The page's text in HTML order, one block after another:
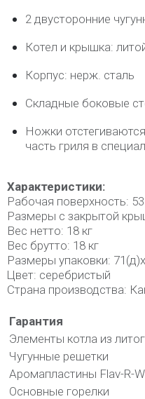
2 двусторонние
Котел и крышка:
Корпус: нерж. сталь
Складные боковые
Ножки
часть гриля в
Характеристики:
Рабочая поверхность:
Размеры с закрытой
Вес нетто: 18 кг
Вес брутто: 18 кг
Размеры упаковки:
Цвет: серебристый
Страна производства:
Гарантия
Элементы котла из
Чугунные решетки
Аромапластины Flav-R-
Основные горелки